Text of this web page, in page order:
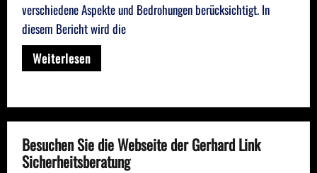
verschiedene Aspekte und Bedrohungen berücksichtigt. In
diesem Bericht wird die
Weiterlesen
Besuchen Sie die Webseite der Gerhard Link
Sicherheitsberatung